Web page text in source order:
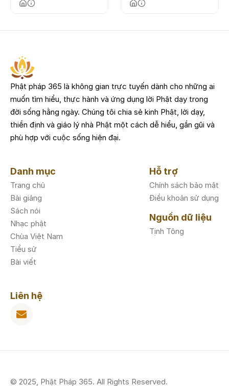
Phật pháp 365 là không gian trực tuyến dành cho những ai
muốn tìm hiểu, thực hành và ứng dụng lời Phật dạy trong
đời sống hằng ngày. Chúng tôi chia sẻ kinh Phật, lời dạy,
thiền định và giáo lý nhà Phật một cách dễ hiểu, gần gũi và
phù hợp với cuộc sống hiện đại.
Danh mục
Trang chủ
Bài giảng
Sách nói
Nhạc phật
Chùa Việt Nam
Tiểu sử
Bài viết
Hỗ trợ
Chính sách bảo mật
Điều khoản sử dụng
Nguồn dữ liệu
Tịnh Tông
Liên hệ
© 2025, Phật Pháp 365. All Rights Reserved.